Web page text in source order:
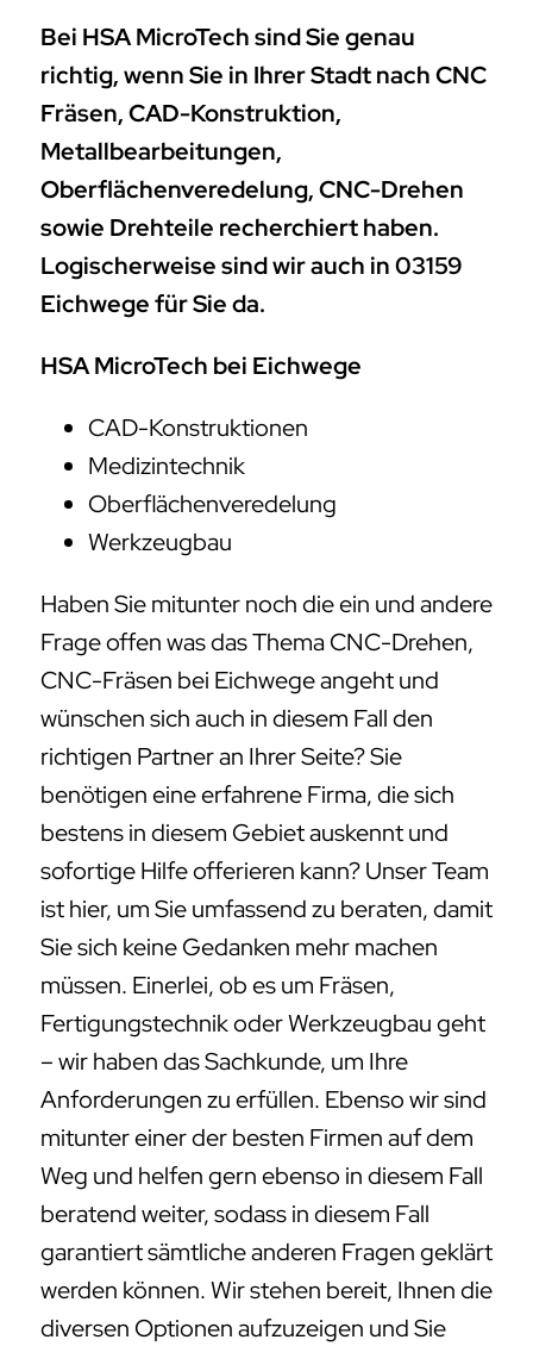
Bei HSA MicroTech sind Sie genau
richtig, wenn Sie in Ihrer Stadt nach CNC
Fräsen, CAD-Konstruktion,
Metallbearbeitungen,
Oberflächenveredelung, CNC-Drehen
sowie Drehteile recherchiert haben.
Logischerweise sind wir auch in 03159
Eichwege für Sie da.
HSA MicroTech bei Eichwege
CAD-Konstruktionen
Medizintechnik
Oberflächenveredelung
Werkzeugbau
Haben Sie mitunter noch die ein und andere
Frage offen was das Thema CNC-Drehen,
CNC-Fräsen bei Eichwege angeht und
wünschen sich auch in diesem Fall den
richtigen Partner an Ihrer Seite? Sie
benötigen eine erfahrene Firma, die sich
bestens in diesem Gebiet auskennt und
sofortige Hilfe offerieren kann? Unser Team
ist hier, um Sie umfassend zu beraten, damit
Sie sich keine Gedanken mehr machen
müssen. Einerlei, ob es um Fräsen,
Fertigungstechnik oder Werkzeugbau geht
– wir haben das Sachkunde, um Ihre
Anforderungen zu erfüllen. Ebenso wir sind
mitunter einer der besten Firmen auf dem
Weg und helfen gern ebenso in diesem Fall
beratend weiter, sodass in diesem Fall
garantiert sämtliche anderen Fragen geklärt
werden können. Wir stehen bereit, Ihnen die
diversen Optionen aufzuzeigen und Sie